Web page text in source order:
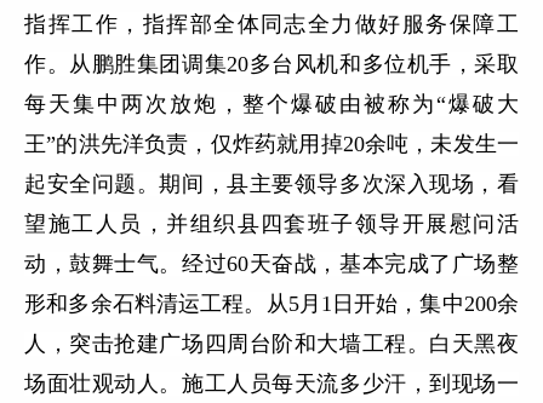
指挥工作，指挥部全体同志全力做好服务保障工
作。从鹏胜集团调集20多台风机和多位机手，采取
每天集中两次放炮，整个爆破由被称为“爆破大
王”的洪先洋负责， 仅炸药就用掉20余吨，未发生一
起安全问题。期间，县主要领导多次深入现场，看
望施工人员，并组织县四套班子领导开展慰问活
动，鼓舞士气。经过60天奋战，基本完成了广场整
形和多余石料清运工程。从5月1日开始，集中200余
人，突击抢建广场四周台阶和大墙工程。白天黑夜
场面壮观动人。施工人员每天流多少汗，到现场一